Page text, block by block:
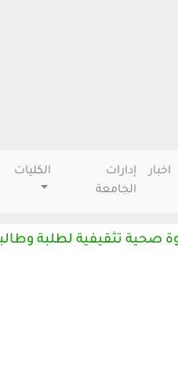
اخبار
إدارات
الجامعة
الكليات
صحية تثقيفية لطلبة